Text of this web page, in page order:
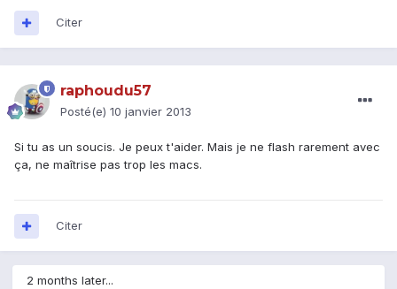
Citer
raphoudu57
Posté(e) 10 janvier 2013
Si tu as un soucis. Je peux t'aider. Mais je ne flash rarement avec
ça, ne maîtrise pas trop les macs.
Citer
2 months later...